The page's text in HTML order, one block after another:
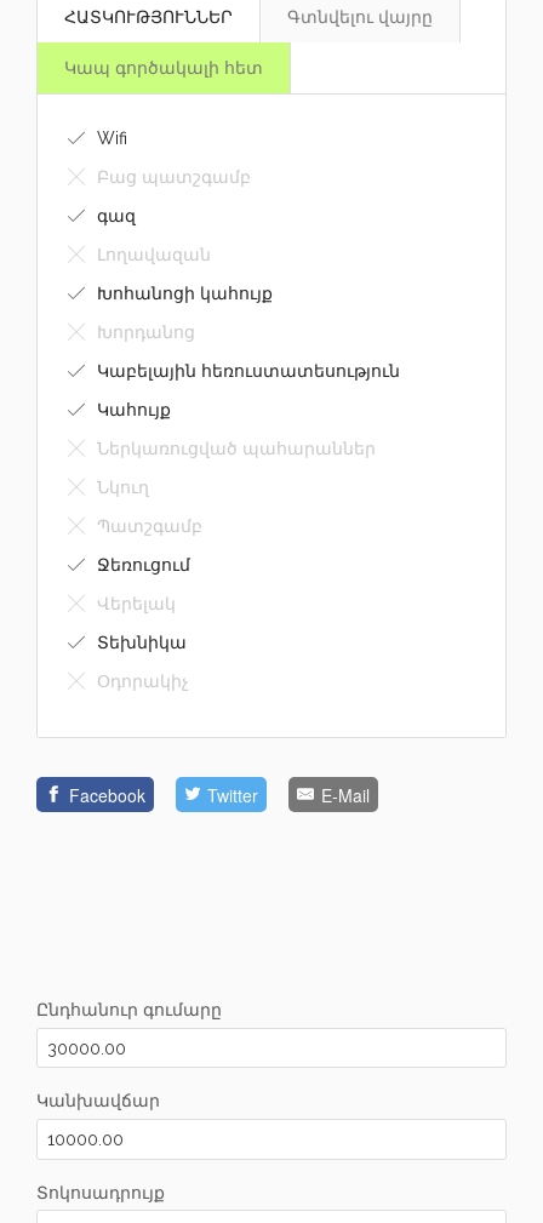
ՀԱՏԿՈՒԹՅՈՒՆՆԵՐ Գտնվելու վայրը
Կապ գործակալի հետ
Wifi
Բաց պատշգամբ
գազ
Լողավազան
Խոհանոցի կահույք
Խորդանոց
Կաբելային հեռուստատեսություն
Կահույք
Ներկառուցված պահարաններ
Նկուղ
Պատշգամբ
Ջեռուցում
Վերելակ
Տեխնիկա
Օդորակիչ
Facebook Twitter E-Mail
Ընդհանուր գումարը
Կանխավճար
Տոկոսադրույք